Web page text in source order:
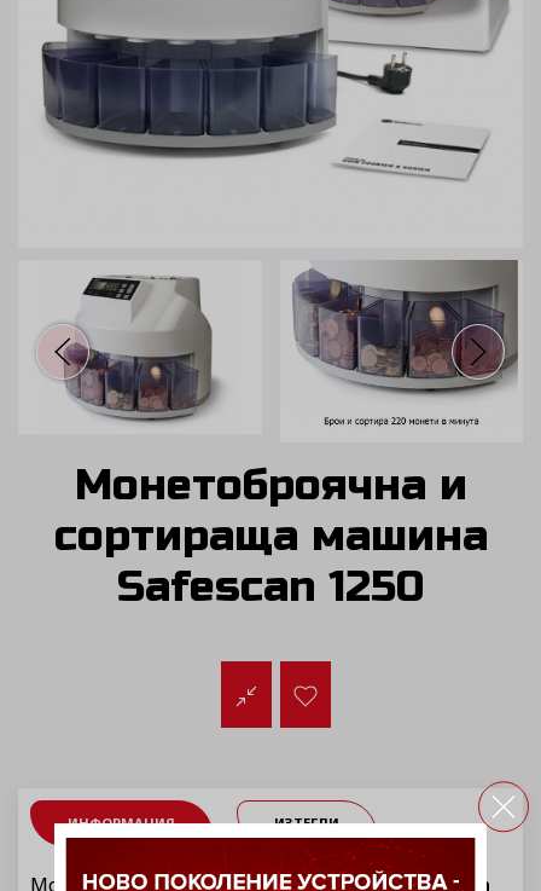
Монетоброячна и
сортираща машина
Safescan 1250
ИНФОРМАЦИЯ ИЗТЕГЛИ
Монетоброячна и сортираща машинаSafescan